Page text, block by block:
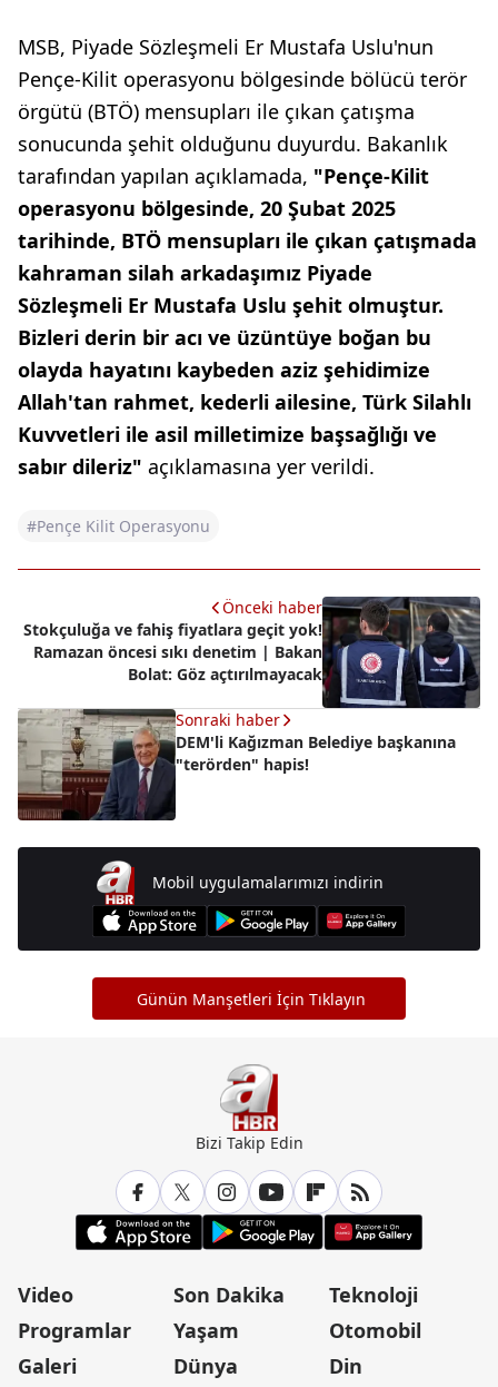
MSB, Piyade Sözleşmeli Er Mustafa Uslu'nun
Pençe-Kilit operasyonu bölgesinde bölücü terör
örgütü (BTÖ) mensupları ile çıkan çatışma
sonucunda şehit olduğunu duyurdu. Bakanlık
tarafından yapılan açıklamada, "Pençe-Kilit
operasyonu bölgesinde, 20 Şubat 2025
tarihinde, BTÖ mensupları ile çıkan çatışmada
kahraman silah arkadaşımız Piyade
Sözleşmeli Er Mustafa Uslu şehit olmuştur.
Bizleri derin bir acı ve üzüntüye boğan bu
olayda hayatını kaybeden aziz şehidimize
Allah'tan rahmet, kederli ailesine, Türk Silahlı
Kuvvetleri ile asil milletimize başsağlığı ve
sabır dileriz" açıklamasına yer verildi.
#Pençe Kilit Operasyonu
Önceki haber
Stokçuluğa ve fahiş fiyatlara geçit yok!
Ramazan öncesi sıkı denetim | Bakan
Bolat: Göz açtırılmayacak
Sonraki haber
DEM'li Kağızman Belediye başkanına
"terörden" hapis!
Mobil uygulamalarımızı indirin
Günün Manşetleri İçin Tıklayın
Bizi Takip Edin
Video
Programlar
Galeri
Son Dakika
Yaşam
Dünya
Teknoloji
Otomobil
Din